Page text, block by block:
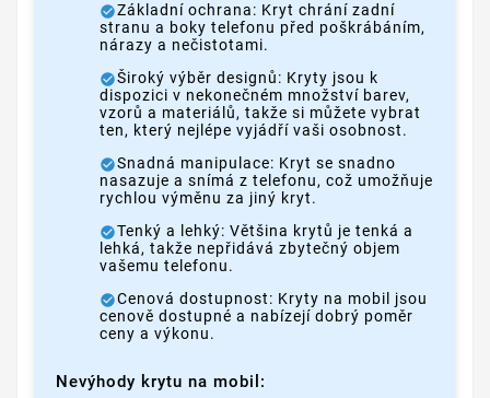
Základní ochrana: Kryt chrání zadní
stranu a boky telefonu před poškrábáním,
nárazy a nečistotami.
Široký výběr designů: Kryty jsou k
dispozici v nekonečném množství barev,
vzorů a materiálů, takže si můžete vybrat
ten, který nejlépe vyjádří vaši osobnost.
Snadná manipulace: Kryt se snadno
nasazuje a snímá z telefonu, což umožňuje
rychlou výměnu za jiný kryt.
Tenký a lehký: Většina krytů je tenká a
lehká, takže nepřidává zbytečný objem
vašemu telefonu.
Cenová dostupnost: Kryty na mobil jsou
cenově dostupné a nabízejí dobrý poměr
ceny a výkonu.
Nevýhody krytu na mobil: